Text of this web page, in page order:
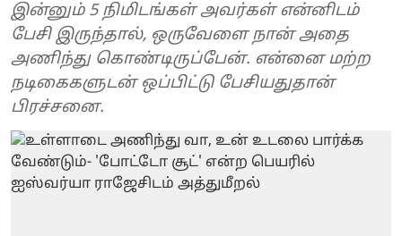
இன்னும் 5 நிமிடங்கள் அவர்கள் என்னிடம்
பேசி இருந்தால், ஒருவேளை நான் அதை
அணிந்து கொண்டிருப்பேன். என்னை மற்ற
நடிகைகளுடன் ஒப்பிட்டு பேசியதுதான்
பிரச்சனை.